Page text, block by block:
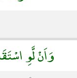
وَاَنْ لَّوِ